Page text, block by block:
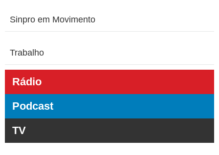
Sinpro em Movimento
Trabalho
Rádio
Podcast
TV